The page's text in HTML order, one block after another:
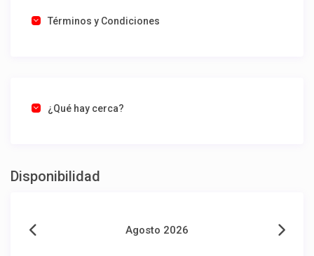
Términos y Condiciones
¿Qué hay cerca?
Disponibilidad
Agosto 2026